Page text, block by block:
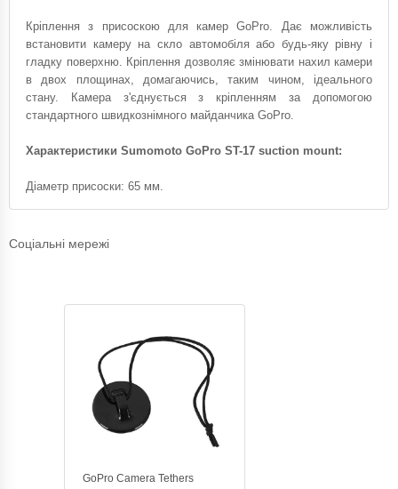
Кріплення з присоскою для камер GoPro. Дає можливість
встановити камеру на скло автомобіля або будь-яку рівну і
гладку поверхню. Кріплення дозволяє змінювати нахил камери
в двох площинах, домагаючись, таким чином, ідеального
стану. Камера з'єднується з кріпленням за допомогою
стандартного швидкознімного майданчика GoPro.
Характеристики Sumomoto GoPro ST-17 suction mount:
Діаметр присоски: 65 мм.
Соціальні мережі
GoPro Camera Tethers